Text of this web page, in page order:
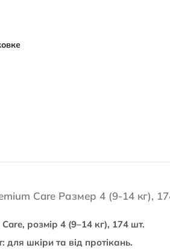
Care Размер 4 (9-14 кг),
розмір 4 (9–14 кг), 174 шт.
для шкіри та від протікань.